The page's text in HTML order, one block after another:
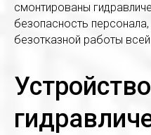
смонтированы
безопасность
безотказной работы
Устройство